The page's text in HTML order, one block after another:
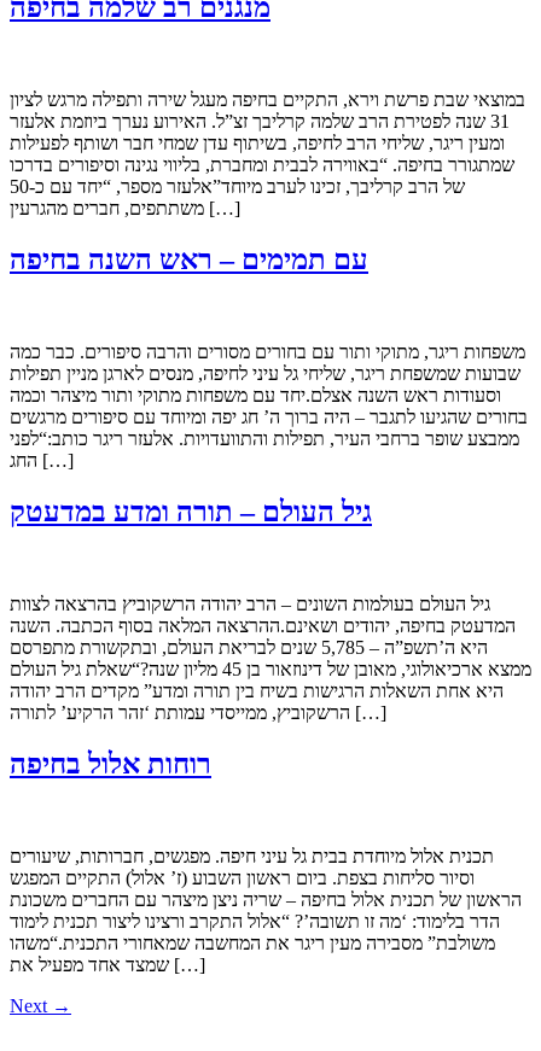
מנגנים רב שלמה בחיפה
במוצאי שבת פרשת וירא, התקיים בחיפה מעגל שירה ותפילה מרגש לציון
31 שנה לפטירת הרב שלמה קרליבך זצ”ל. האירוע נערך ביוזמת אלעזר
ומעין ריגר, שליחי הרב לחיפה, בשיתוף עדן שמחי חבר ושותף לפעילות
שמתגורר בחיפה. “באווירה לבבית ומחברת, בליווי נגינה וסיפורים בדרכו
של הרב קרליבך, זכינו לערב מיוחד”אלעזר מספר, “יחד עם כ-50
משתתפים, חברים מהגרעין […]
עם תמימים – ראש השנה בחיפה
משפחות ריגר, מתוקי ותור עם בחורים מסורים והרבה סיפורים. כבר כמה
שבועות שמשפחת ריגר, שליחי גל עיני לחיפה, מנסים לארגן מניין תפילות
וסעודות ראש השנה אצלם.יחד עם משפחות מתוקי ותור מיצהר וכמה
בחורים שהגיעו לתגבר – היה ברוך ה’ חג יפה ומיוחד עם סיפורים מרגשים
ממבצע שופר ברחבי העיר, תפילות והתוועדויות. אלעזר ריגר כותב:“לפני
החג […]
גיל העולם – תורה ומדע במדעטק
גיל העולם בעולמות השונים – הרב יהודה הרשקוביץ בהרצאה לצוות
המדעטק בחיפה, יהודים ושאינם.ההרצאה המלאה בסוף הכתבה. השנה
היא ה’תשפ”ה – 5,785 שנים לבריאת העולם, ובתקשורת מתפרסם
ממצא ארכיאולוגי, מאובן של דינוזאור בן 45 מליון שנה?“שאלת גיל העולם
היא אחת השאלות הרגישות בשיח בין תורה ומדע” מקדים הרב יהודה
הרשקוביץ, ממייסדי עמותת ‘זהר הרקיע’ לתורה […]
רוחות אלול בחיפה
תכנית אלול מיוחדת בבית גל עיני חיפה. מפגשים, חברותות, שיעורים
וסיור סליחות בצפת. ביום ראשון השבוע (ז’ אלול) התקיים המפגש
הראשון של תכנית אלול בחיפה – שריה ניצן מיצהר עם החברים משכונת
הדר בלימוד: ‘מה זו תשובה’? “אלול התקרב ורצינו ליצור תכנית לימוד
משולבת” מסבירה מעין ריגר את המחשבה שמאחורי התכנית.“משהו
שמצד אחד מפעיל את […]
Next →